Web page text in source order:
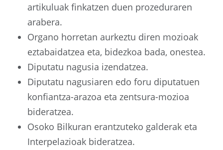
artikuluak finkatzen duen prozeduraren
arabera.
Organo horretan aurkeztu diren mozioak
eztabaidatzea eta, bidezkoa bada, onestea.
Diputatu nagusia izendatzea.
Diputatu nagusiaren edo foru diputatuen
konfiantza-arazoa eta zentsura-mozioa
bideratzea.
Osoko Bilkuran erantzuteko galderak eta
Interpelazioak bideratzea.